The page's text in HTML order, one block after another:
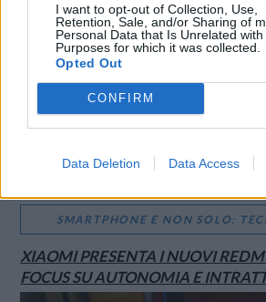
I want to opt-out of Collection, Use,
Retention, Sale, and/or Sharing of
Personal Data that Is Unrelated
Purposes for which it was collected.
Opted Out
CONFIRM
Data Deletion Data Access
SMARTPHONE E NON SOLO:
XIAOMI PRESENTA I NUOVI
FOCUS SU AUTONOMIA E